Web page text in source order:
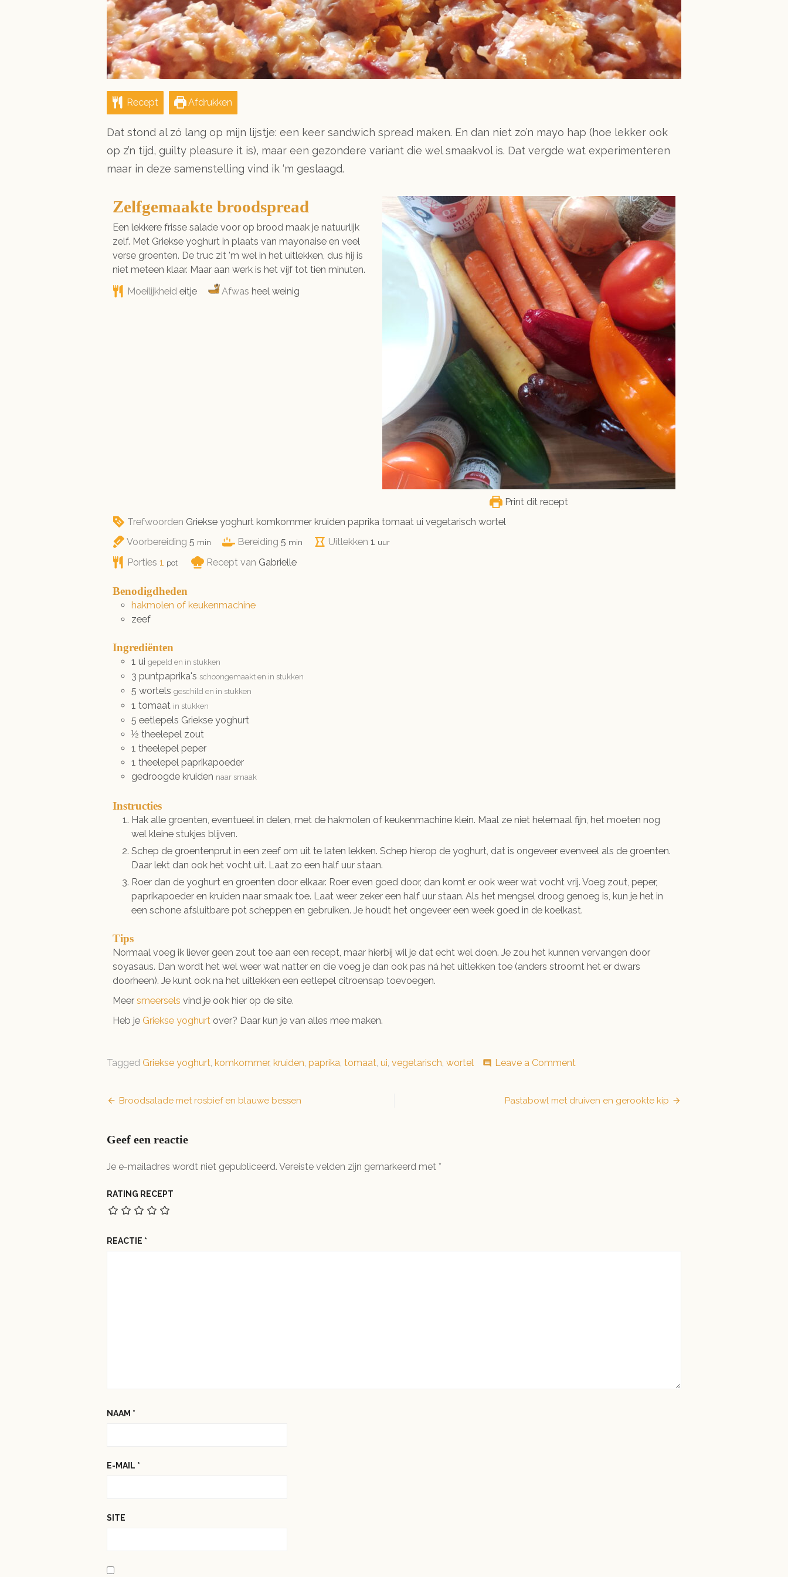
Recept Afdrukken
Dat stond al zó lang op mijn lijstje: een keer sandwich spread maken. En dan niet zo’n mayo hap (hoe lekker ook
op z’n tijd, guilty pleasure it is), maar een gezondere variant die wel smaakvol is. Dat vergde wat experimenteren
maar in deze samenstelling vind ik ‘m geslaagd.
Print dit recept
Zelfgemaakte broodspread
Een lekkere frisse salade voor op brood maak je natuurlijk
zelf. Met Griekse yoghurt in plaats van mayonaise en veel
verse groenten. De truc zit 'm wel in het uitlekken, dus hij is
niet meteen klaar. Maar aan werk is het vijf tot tien minuten.
Moeilijkheideitje Afwasheel weinig
Trefwoorden Griekse yoghurt komkommer kruiden paprika tomaat ui vegetarisch wortel
Voorbereiding5 minuten
min Bereiding 5minuten
min Uitlekken1 uur
uur
Porties1 pot Recept van Gabrielle
Benodigdheden
hakmolen of keukenmachine
zeef
Ingrediënten
1 ui gepeld en in stukken
3 puntpaprika's schoongemaakt en in stukken
5 wortels geschild en in stukken
1 tomaat in stukken
5 eetlepels Griekse yoghurt
½ theelepel zout
1 theelepel peper
1 theelepel paprikapoeder
gedroogde kruiden naar smaak
Instructies
Hak alle groenten, eventueel in delen, met de hakmolen of keukenmachine klein. Maal ze niet helemaal fijn, het moeten nog
wel kleine stukjes blijven.
Schep de groentenprut in een zeef om uit te laten lekken. Schep hierop de yoghurt, dat is ongeveer evenveel als de groenten.
Daar lekt dan ook het vocht uit. Laat zo een half uur staan.
Roer dan de yoghurt en groenten door elkaar. Roer even goed door, dan komt er ook weer wat vocht vrij. Voeg zout, peper,
paprikapoeder en kruiden naar smaak toe. Laat weer zeker een half uur staan. Als het mengsel droog genoeg is, kun je het in
een schone afsluitbare pot scheppen en gebruiken. Je houdt het ongeveer een week goed in de koelkast.
Tips
Normaal voeg ik liever geen zout toe aan een recept, maar hierbij wil je dat echt wel doen. Je zou het kunnen vervangen door
soyasaus. Dan wordt het wel weer wat natter en die voeg je dan ook pas ná het uitlekken toe (anders stroomt het er dwars
doorheen). Je kunt ook na het uitlekken een eetlepel citroensap toevoegen.
Meer smeersels vind je ook hier op de site.
Heb je Griekse yoghurt over? Daar kun je van alles mee maken.
Tagged Griekse yoghurt, komkommer, kruiden, paprika, tomaat, ui, vegetarisch, wortel comment Leave a Comment
Bericht
Broodsalade met rosbief en blauwe bessen Pastabowl met druiven en gerookte kip
Geef een reactie
Je e-mailadres wordt niet gepubliceerd. Vereiste velden zijn gemarkeerd met *
RATING RECEPT
REACTIE *
NAAM *
E-MAIL *
SITE